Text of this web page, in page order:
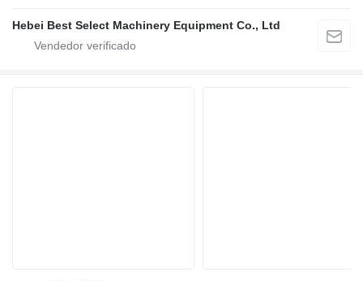
Hebei Best Select Machinery Equipment Co., Ltd